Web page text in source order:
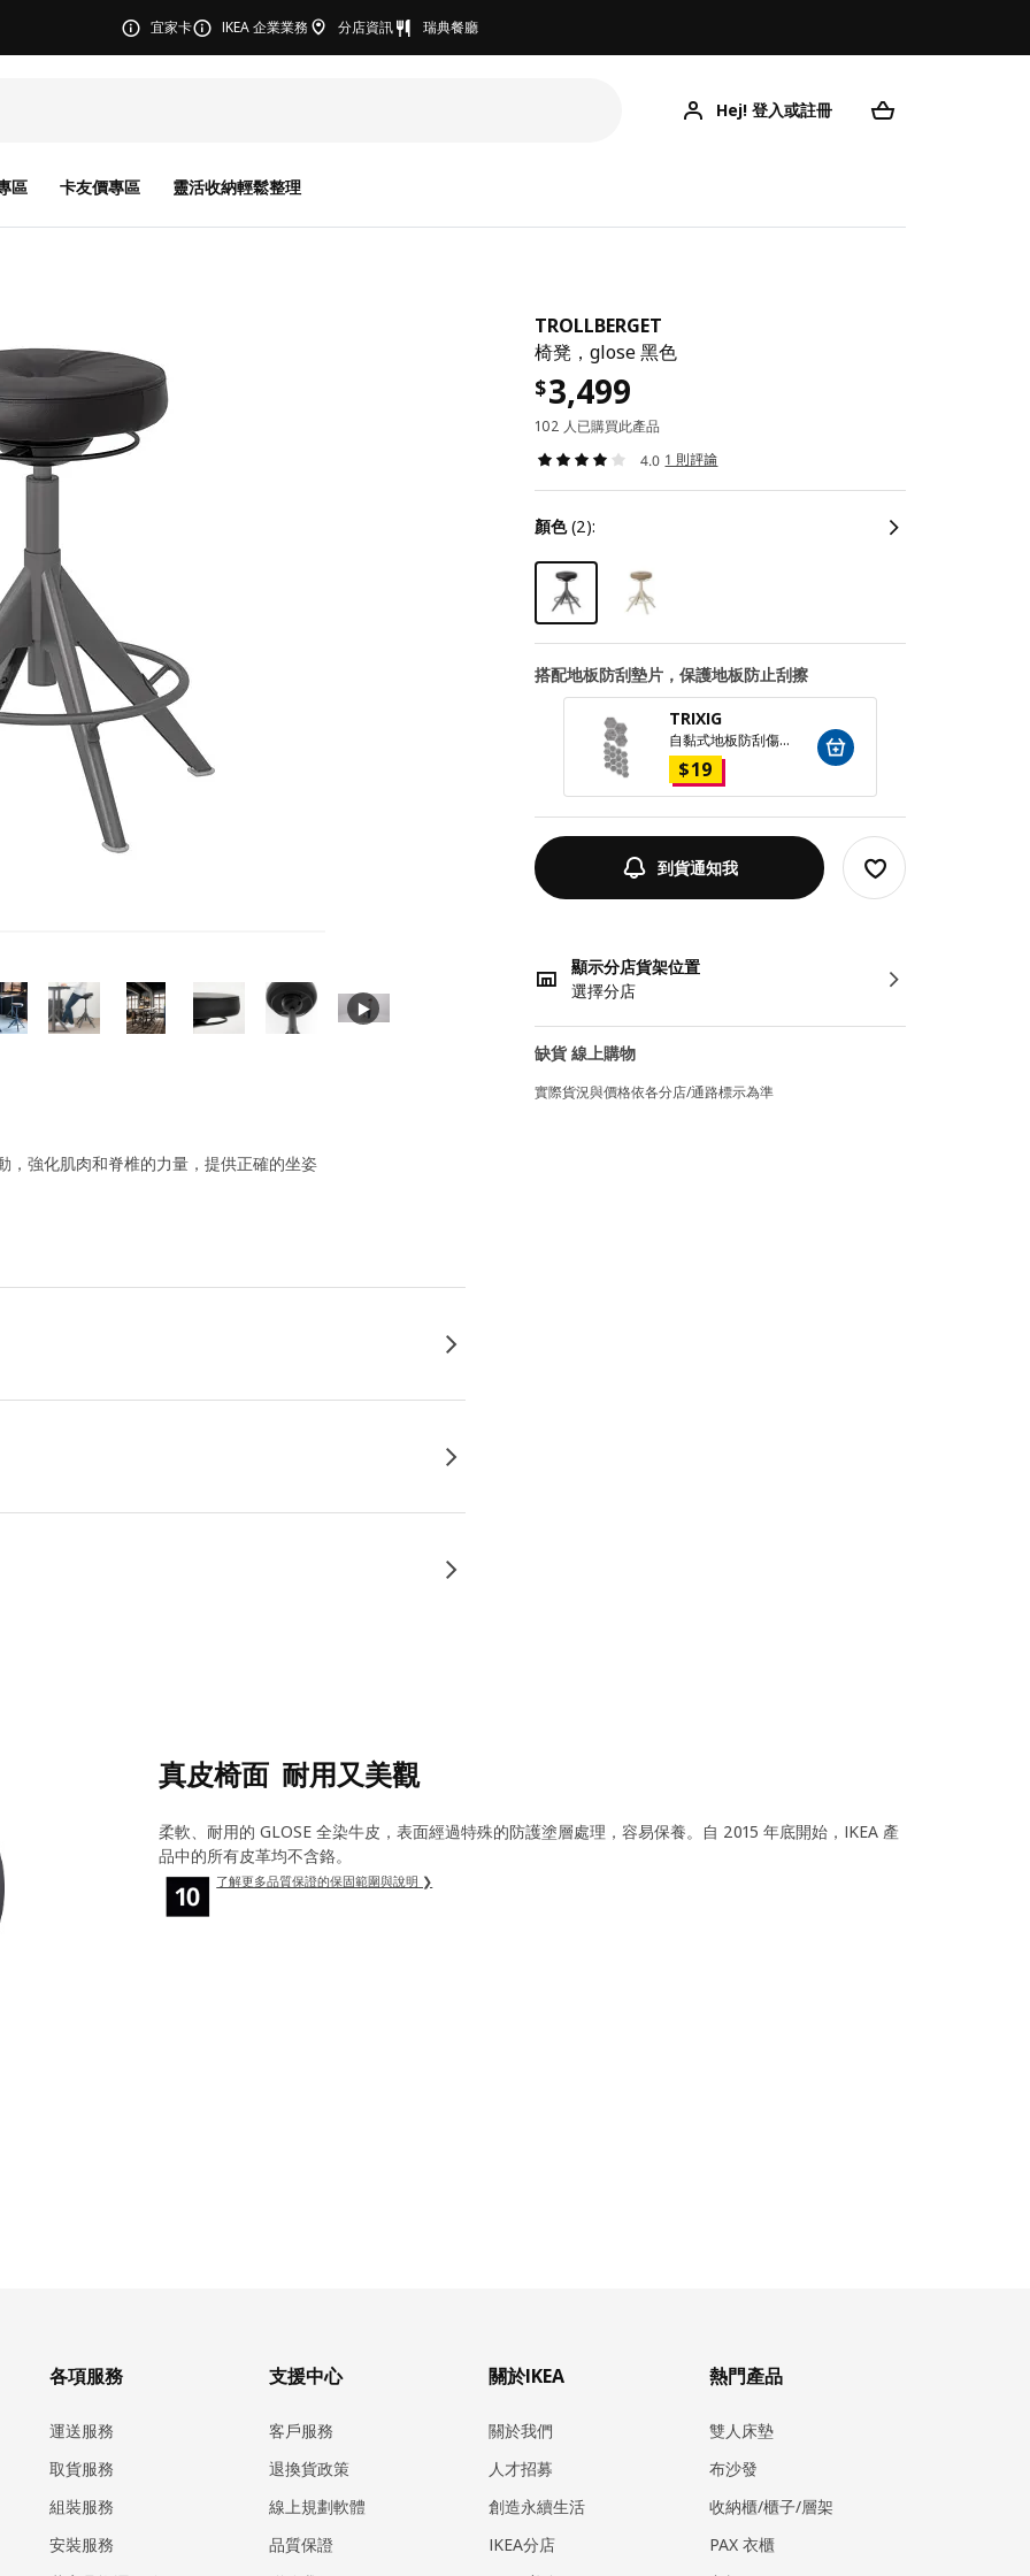
宜家卡 IKEA 企業業務 分店資訊 瑞典餐廳
Hej! 登入或註冊
區 卡友價專區 靈活收納輕鬆整理
TROLLBERGET
椅凳，glose 黑色
$3,499
102 人已購買此產品
4.0 1 則評論
顏色(2):
搭配地板防刮墊片，保護地板防止刮擦
TRIXIG
自黏式地板防刮傷墊片 20件裝, 灰色
$19
到貨通知我
顯示分店貨架位置
選擇分店
缺貨 線上購物
實際貨況與價格依各分店/通路標示為準
，強化肌肉和脊椎的力量，提供正確的坐姿
真皮椅面 耐用又美觀
柔軟、耐用的 GLOSE 全染牛皮，表面經過特殊的防護塗層處理，容易保養。自 2015 年底開始，IKEA 產
品中的所有皮革均不含鉻。
了解更多品質保證的保固範圍與說明 ❯
各項服務
運送服務
取貨服務
組裝服務
安裝服務
支援中心
客戶服務
退換貨政策
線上規劃軟體
品質保證
關於IKEA
關於我們
人才招募
創造永續生活
IKEA分店
熱門產品
雙人床墊
布沙發
收納櫃/櫃子/層架
PAX 衣櫃